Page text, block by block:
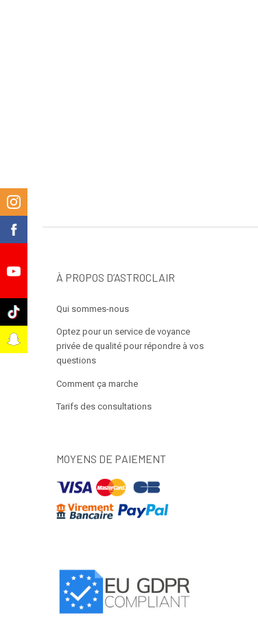
À PROPOS D’ASTROCLAIR
Qui sommes-nous
Optez pour un service de voyance
privée de qualité pour répondre à vos
questions
Comment ça marche
Tarifs des consultations
MOYENS DE PAIEMENT